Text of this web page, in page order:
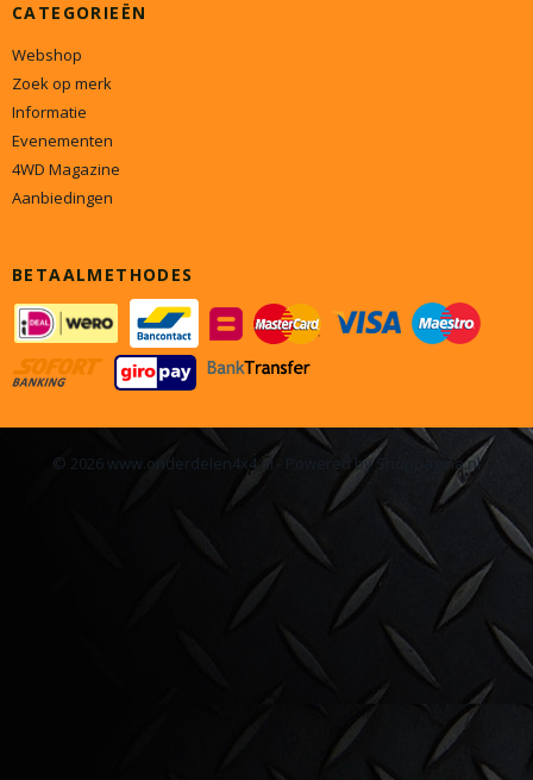
CATEGORIEËN
Webshop
Zoek op merk
Informatie
Evenementen
4WD Magazine
Aanbiedingen
BETAALMETHODES
© 2026 www.onderdelen4x4.nl - Powered by Shoppagina.nl